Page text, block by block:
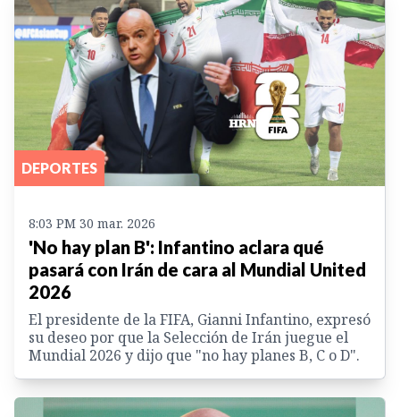
DEPORTES
8:03 PM 30 mar. 2026
'No hay plan B': Infantino aclara qué
pasará con Irán de cara al Mundial United
2026
El presidente de la FIFA, Gianni Infantino, expresó
su deseo por que la Selección de Irán juegue el
Mundial 2026 y dijo que "no hay planes B, C o D".